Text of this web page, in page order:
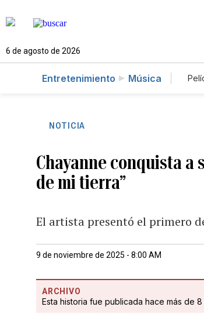
6 de agosto de 2026
Entretenimiento Música
NOTICIA
Chayanne conquista a
de mi tierra”
El artista presentó el primero
9 de noviembre de 2025 - 8:00 AM
ARCHIVO
Esta historia fue publicada hace más de 8